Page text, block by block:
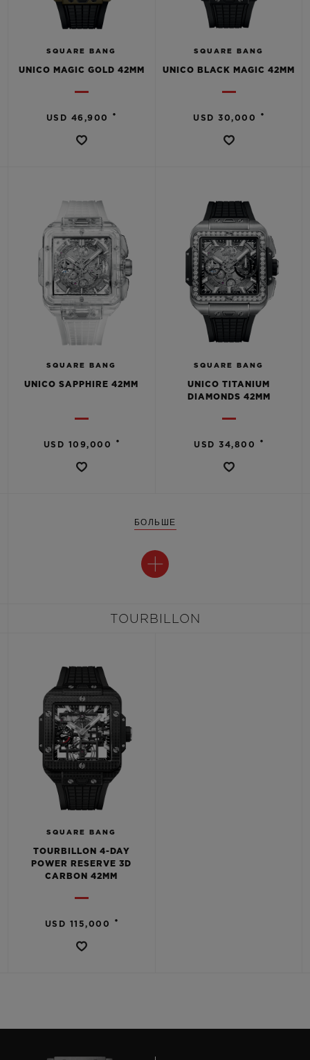
SQUARE BANG
UNICO MAGIC GOLD 42MM
USD 46,900 •
SQUARE BANG
UNICO BLACK MAGIC 42MM
USD 30,000 •
SQUARE BANG
UNICO SAPPHIRE 42MM
USD 109,000 •
SQUARE BANG
UNICO TITANIUM
DIAMONDS 42MM
USD 34,800 •
БОЛЬШЕ
TOURBILLON
SQUARE BANG
TOURBILLON 4-DAY
POWER RESERVE 3D
CARBON 42MM
USD 115,000 •